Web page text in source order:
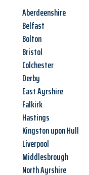
Aberdeenshire
Belfast
Bolton
Bristol
Colchester
Derby
East Ayrshire
Falkirk
Hastings
Kingston upon Hull
Liverpool
Middlesbrough
North Ayrshire